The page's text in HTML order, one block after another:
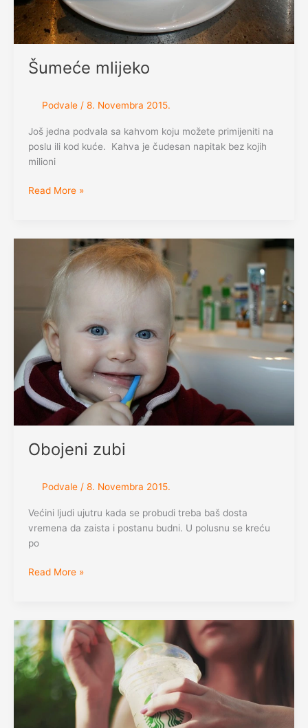
Šumeće mlijeko
Podvale/ 8. Novembra 2015.
Još jedna podvala sa kahvom koju možete primijeniti na
poslu ili kod kuće. Kahva je čudesan napitak bez kojih
milioni
Šumeće
Read More »
Obojeni zubi
Podvale/ 8. Novembra 2015.
Većini ljudi ujutru kada se probudi treba baš dosta
vremena da zaista i postanu budni. U polusnu se kreću
po
Obojeni
Read More »